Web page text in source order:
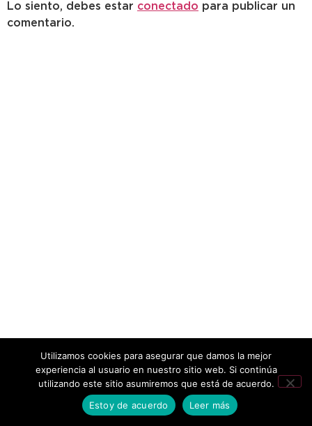
Lo siento, debes estar conectado para publicar un
comentario.
Utilizamos cookies para asegurar que damos la mejor
experiencia al usuario en nuestro sitio web. Si continúa
utilizando este sitio asumiremos que está de acuerdo.
Estoy de acuerdo
Leer más